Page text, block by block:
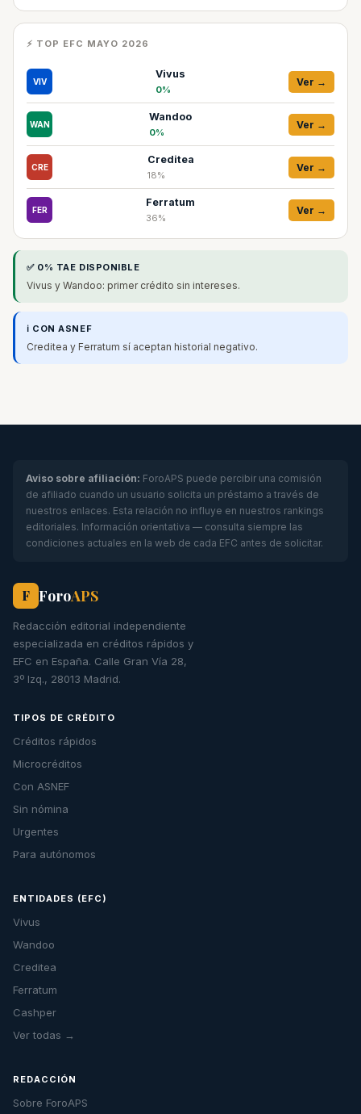
⚡ TOP EFC MAYO 2026
VIV
Vivus
0%
Ver →
WAN
Wandoo
0%
Ver →
CRE
Creditea
18%
Ver →
FER
Ferratum
36%
Ver →
✅ 0% TAE DISPONIBLE
Vivus y Wandoo: primer crédito sin intereses.
ℹ️ CON ASNEF
Creditea y Ferratum sí aceptan historial negativo.
Aviso sobre afiliación: ForoAPS puede percibir una comisión
de afiliado cuando un usuario solicita un préstamo a través de
nuestros enlaces. Esta relación no influye en nuestros rankings
editoriales. Información orientativa — consulta siempre las
condiciones actuales en la web de cada EFC antes de solicitar.
F ForoAPS
Redacción editorial independiente
especializada en créditos rápidos y
EFC en España. Calle Gran Vía 28,
3º Izq., 28013 Madrid.
TIPOS DE CRÉDITO
Créditos rápidos
Microcréditos
Con ASNEF
Sin nómina
Urgentes
Para autónomos
ENTIDADES (EFC)
Vivus
Wandoo
Creditea
Ferratum
Cashper
Ver todas →
REDACCIÓN
Sobre ForoAPS